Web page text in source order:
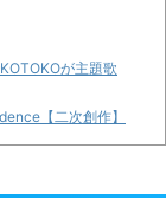
が主題歌
【二次創作】
が意味不明だな…